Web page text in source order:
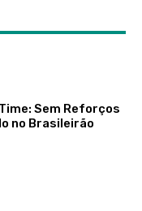
Sem Reforços
no Brasileirão